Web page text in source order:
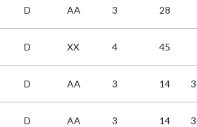
D AA 3 28
D XX 4 45
D AA 3 14
D AA 3 14